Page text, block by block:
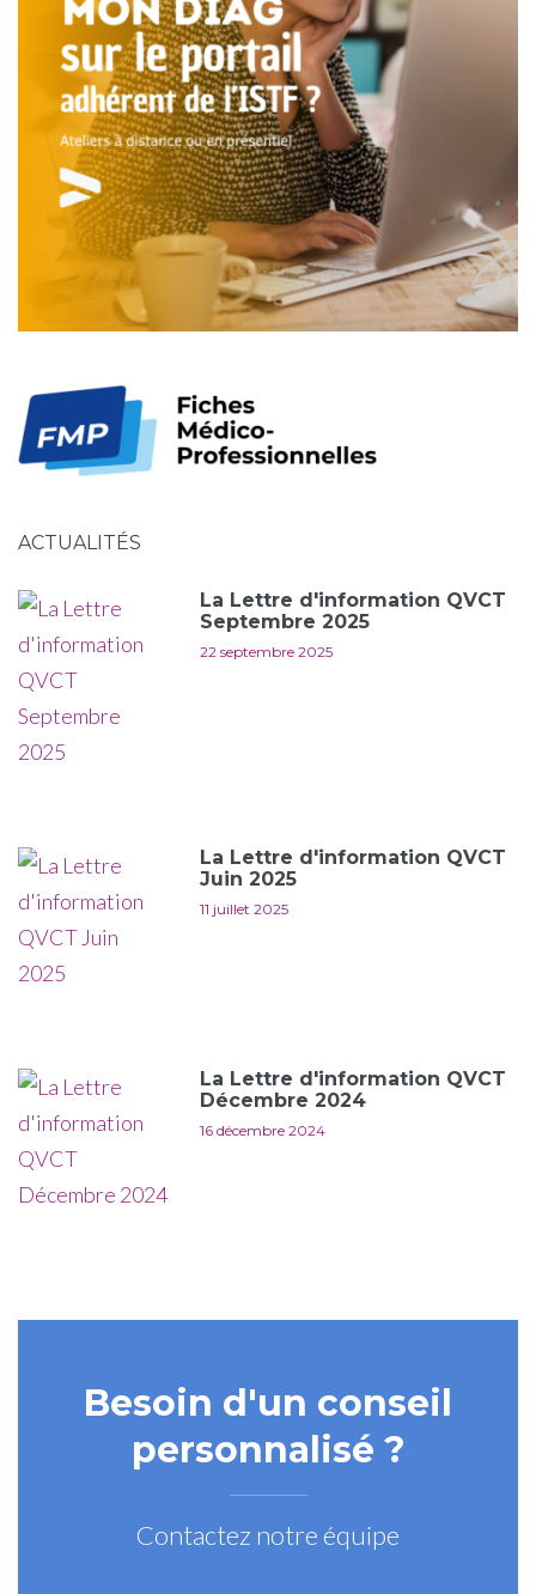
ACTUALITÉS
La Lettre d'information QVCT
Septembre 2025
22 septembre 2025
La Lettre d'information QVCT
Juin 2025
11 juillet 2025
La Lettre d'information QVCT
Décembre 2024
16 décembre 2024
Besoin d'un conseil
personnalisé ?
Contactez notre équipe